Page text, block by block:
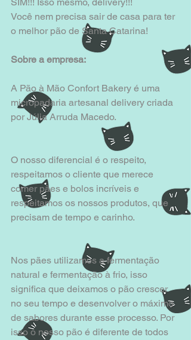
Você nem precisa sair de casa para ter
o melhor pão de Santa Catarina!
Sobre a empresa:
A Pão à Mão Confort Bakery é uma
micropadaria artesanal delivery criada
por Júlia Arruda Macedo.
O nosso diferencial é o respeito,
respeitamos o cliente que merece
comer pães e bolos incríveis e
respeitamos os nossos produtos, que
precisam de tempo e carinho.
Nos pães utilizamos a fermentação
natural e fermentação à frio, isso
significa que deixamos o pão crescer
no seu tempo e desenvolver o máximo
de sabores durante esse processo. Por
isso o nosso pão é diferente de todos